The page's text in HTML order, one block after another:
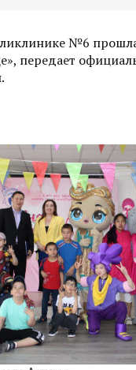
№6
передает